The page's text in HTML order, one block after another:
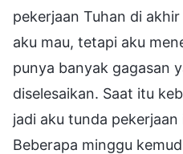
pekerjaan Tuhan di
aku mau, tetapi aku
punya banyak gagasan
diselesaikan. Saat itu
jadi aku tunda
Beberapa minggu